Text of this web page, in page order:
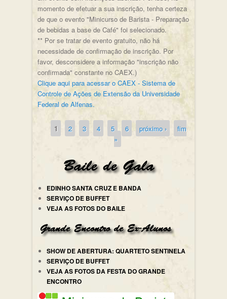
momento de efetuar a sua inscrição, tenha certeza
de que o evento "Minicurso de Barista - Preparação
de bebidas a base de Café" foi selecionado.
** Por se tratar de evento gratuito, não há
necessidade de confirmação de inscrição. Por
favor, desconsidere a informação "inscrição não
confirmada" constante no CAEX.)
Clique aqui para acessar o CAEX - Sistema de
Controle de Ações de Extensão da Universidade
Federal de Alfenas.
Páginas
1 2 3 4 5 6 próximo ›
fim
»
EDINHO SANTA CRUZ E BANDA
SERVIÇO DE BUFFET
VEJA AS FOTOS DO BAILE
SHOW DE ABERTURA: QUARTETO SENTINELA
SERVIÇO DE BUFFET
VEJA AS FOTOS DA FESTA DO GRANDE
ENCONTRO